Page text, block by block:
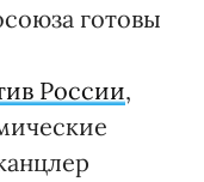
готовы
России,